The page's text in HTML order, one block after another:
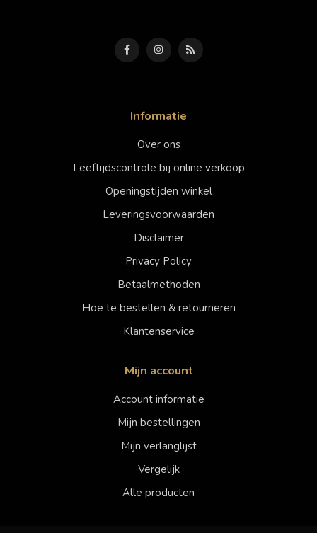
Informatie
Over ons
Leeftijdscontrole bij online verkoop
Openingstijden winkel
Leveringsvoorwaarden
Disclaimer
Privacy Policy
Betaalmethoden
Hoe te bestellen & retourneren
Klantenservice
Mijn account
Account informatie
Mijn bestellingen
Mijn verlanglijst
Vergelijk
Alle producten